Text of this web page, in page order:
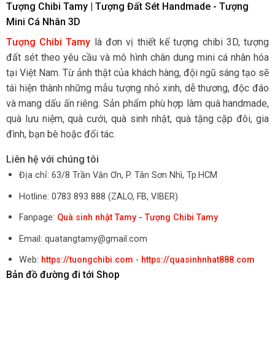
Tượng Chibi Tamy | Tượng Đất Sét Handmade - Tượng
Mini Cá Nhân 3D
Tượng Chibi Tamy là đơn vị thiết kế tượng chibi 3D, tượng
đất sét theo yêu cầu và mô hình chân dung mini cá nhân hóa
tại Việt Nam. Từ ảnh thật của khách hàng, đội ngũ sáng tạo sẽ
tái hiện thành những mẫu tượng nhỏ xinh, dễ thương, độc đáo
và mang dấu ấn riêng. Sản phẩm phù hợp làm quà handmade,
quà lưu niệm, quà cưới, quà sinh nhật, quà tặng cặp đôi, gia
đình, bạn bè hoặc đối tác.
Liên hệ với chúng tôi
Địa chỉ: 63/8 Trần Văn Ơn, P. Tân Sơn Nhì, Tp.HCM
Hotline: 0783 893 888 (ZALO, FB, VIBER)
Fanpage: Quà sinh nhật Tamy-Tượng Chibi Tamy
Email: quatangtamy@gmail.com
Web: https://tuongchibi.com - https://quasinhnhat888.com
Bản đồ đường đi tới Shop